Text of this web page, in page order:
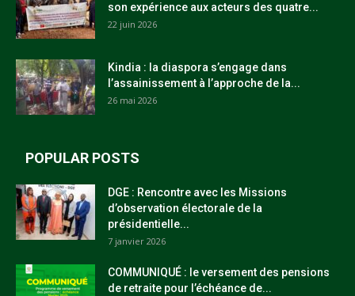
son expérience aux acteurs des quatre...
22 juin 2026
Kindia : la diaspora s’engage dans
l’assainissement à l’approche de la...
26 mai 2026
POPULAR POSTS
DGE : Rencontre avec les Missions
d’observation électorale de la
présidentielle...
7 janvier 2026
COMMUNIQUÉ : le versement des pensions
de retraite pour l’échéance de...